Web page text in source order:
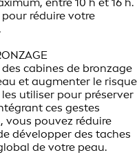
pour réduire votre
cabines de bronzage
et augmenter le risque
utiliser pour préserver
ces gestes
vous pouvez réduire
développer des taches
de votre peau.